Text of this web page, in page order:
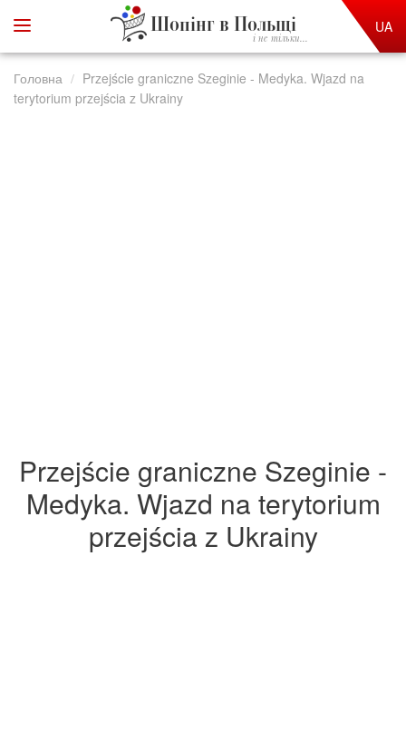
Шопінг в Польщі
і не тільки...
UA
Головна
Przejście graniczne Szeginie - Medyka. Wjazd na
terytorium przejścia z Ukrainy
Przejście graniczne Szeginie -
Medyka. Wjazd na terytorium
przejścia z Ukrainy